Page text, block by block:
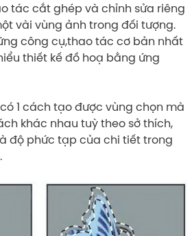
tác cắt ghép và chỉnh sửa riêng
vài vùng ảnh trong đối tượng.
công cụ,thao tác cơ bản nhất
thiết kế đồ hoạ bằng ứng
1 cách tạo được vùng chọn mà
khác nhau tuỳ theo sở thích,
độ phức tạp của chi tiết trong